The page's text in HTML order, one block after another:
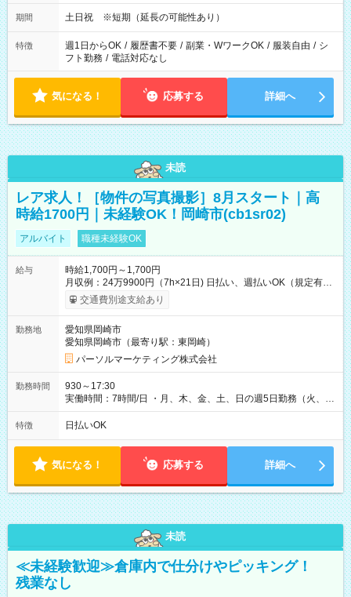
期間 土日祝 ※短期（延長の可能性あり）
特徴 週1日からOK / 履歴書不要 / 副業・WワークOK / 服装自由 / シ
フト勤務 / 電話対応なし
気になる！ 応募する 詳細へ
未読
レア求人！［物件の写真撮影］8月スタート｜高
時給1700円｜未経験OK！岡崎市(cb1sr02)
アルバイト 職種未経験OK
給与
時給1,700円～1,700円
月収例：24万9900円（7h×21日) 日払い、週払いOK（規定有
り） 【試用期間】試用期間なし
交通費別途支給あり
勤務地
愛知県岡崎市
愛知県岡崎市（最寄り駅：東岡崎）
パーソルマーケティング株式会社
勤務時間
930～17:30
実働時間：7時間/日 ・月、木、金、土、日の週5日勤務（火、水
は固定休です／夏季、年末年始等、長期休暇有り！） ・ワンシ
フト！ 残業ほぼナシ（0～5h/月）
特徴 日払いOK
気になる！ 応募する 詳細へ
未読
≪未経験歓迎≫倉庫内で仕分けやピッキング！
残業なし